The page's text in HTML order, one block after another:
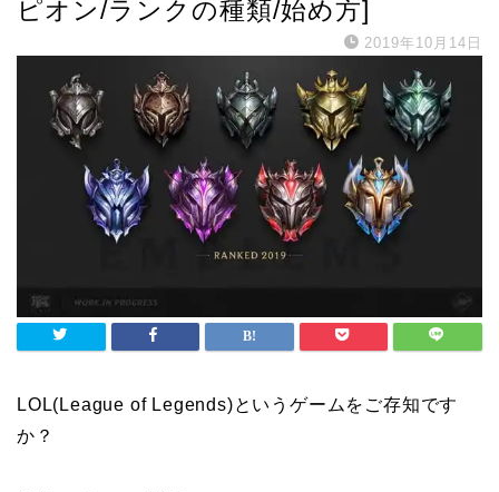
ピオン/ランクの種類/始め方]
2019年10月14日
LOL(League of Legends)というゲームをご存知です
か？